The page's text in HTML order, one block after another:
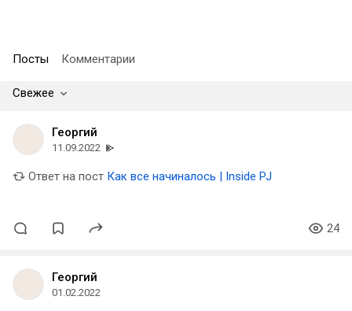
Посты Комментарии
Свежее
Георгий
11.09.2022
Ответ на пост Как все начиналось | Inside PJ
24
Георгий
01.02.2022